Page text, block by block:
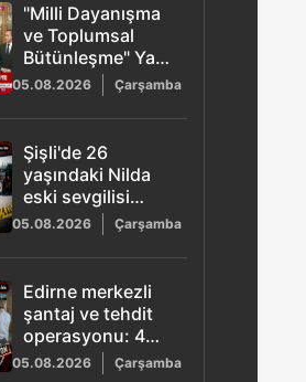
"Milli Dayanışma
ve Toplumsal
Bütünleşme" Yasa
teklifi TBMM'ye
05.08.2026 Çarşamba
Şişli'de 26
yaşındaki Nilda
eski sevgilisi
tarafından
öldürüldü
05.08.2026 Çarşamba
Edirne merkezli
şantaj ve tehdit
operasyonu: 4
şüpheli tutuklandı
05.08.2026 Çarşamba